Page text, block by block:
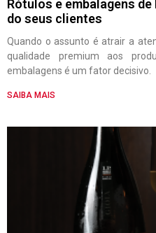
Rótulos e embalagens
do seus clientes
Quando o assunto é atrair a
qualidade premium aos
embalagens é um fator decisivo.
SAIBA MAIS